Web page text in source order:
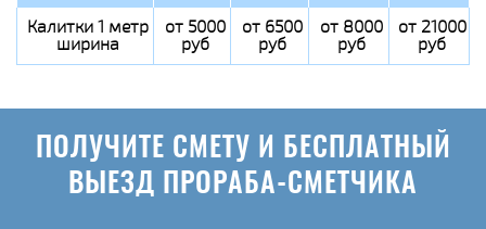
Калитки 1 метр
ширина
от 5000
руб
от 6500
руб
от 8000
руб
от 21000
руб
ПОЛУЧИТЕ СМЕТУ И БЕСПЛАТНЫЙ
ВЫЕЗД ПРОРАБА-СМЕТЧИКА